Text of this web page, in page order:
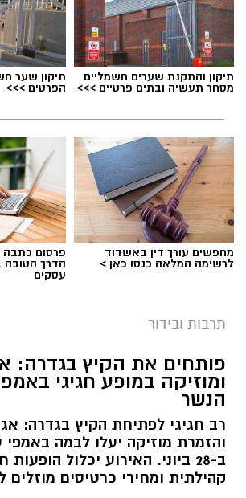
צילום מחוברת אירועי הקיץ בגדרה
המועצה המקומית פרסמה את לוח
לילדים, בני נוער, מבוגרים ומשפחות.
לפארק המים ימית 2000
ומעלה בשעה 08:00,
הילדים"הקוף הזועף"
תיקון והתקנת שערים חשמליים
מסחר תעשיה ובתים פרטיים >>>
תיקון שער
הפרטים >>>
מחפשים עורך דין באשדוד
לרשימה המלאה כנסו כאן >
פרסום כתבה
הדרך הטובה
עסקים
תרבות ובידור
פותחים את הקיץ בגדרה:
ומוזיקה במופע חגיגי
הנשר
רב חגיגי לפתיחת הקיץ בגדרה:
והזמרת מוזיקה יעלו לבמה
ב-28 ביוני. האירוע יכלול
קהילתית ומחירי כרטיסים מוזלים